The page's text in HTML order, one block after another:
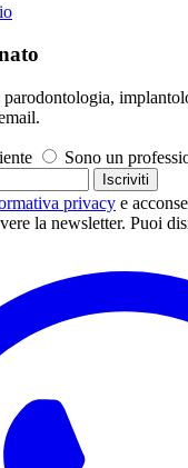
Sono un
Iscriviti
privacy e
la newsletter. Puoi